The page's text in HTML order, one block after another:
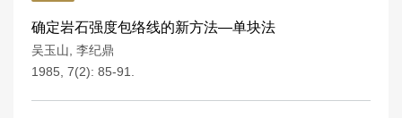
确定岩石强度包络线的新方法—单块法
吴玉山 李纪鼎
1985, 7(2): 85-91.